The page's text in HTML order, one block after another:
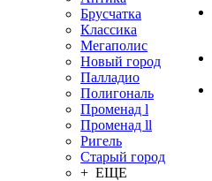
Брусчатка
Классика
Мегаполис
Новый город
Палладио
Полигональ
Променад l
Променад ll
Ригель
Старый город
+ ЕЩЕ